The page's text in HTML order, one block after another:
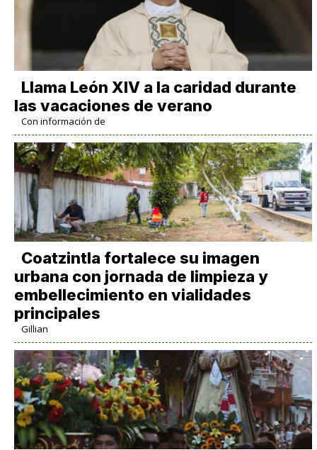
Llama León XIV a la caridad durante
las vacaciones de verano
Con información de
Coatzintla fortalece su imagen
urbana con jornada de limpieza y
embellecimiento en vialidades
principales
Gillian